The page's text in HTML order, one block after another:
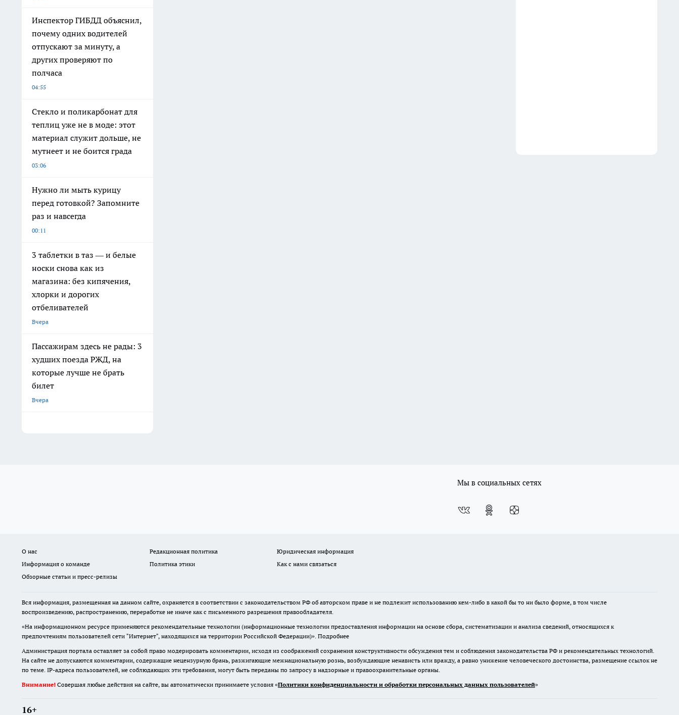
Инспектор ГИБДД объяснил,
почему одних водителей
отпускают за минуту, а
других проверяют по
полчаса
04:55
Стекло и поликарбонат для
теплиц уже не в моде: этот
материал служит дольше, не
мутнеет и не боится града
03:06
Нужно ли мыть курицу
перед готовкой? Запомните
раз и навсегда
00:11
3 таблетки в таз — и белые
носки снова как из
магазина: без кипячения,
хлорки и дорогих
отбеливателей
Вчера
Пассажирам здесь не рады: 3
худших поезда РЖД, на
которые лучше не брать
билет
Вчера
Мы в социальных сетях
О нас Редакционная политика
Юридическая информация
Информация о команде
Политика этики
Как с нами связаться
Обзорные статьи и пресс-релизы
Вся информация, размещенная на данном сайте, охраняется в соответствии с законодательством РФ об авторском праве и не подлежит использованию кем-либо в какой бы то ни было форме, в том числе
воспроизведению, распространению, переработке не иначе как с письменного разрешения правообладателя.
«На информационном ресурсе применяются рекомендательные технологии (информационные технологии предоставления информации на основе сбора, систематизации и анализа сведений, относящихся к
предпочтениям пользователей сети "Интернет", находящихся на территории Российской Федерации)». Подробнее
Администрация портала оставляет за собой право модерировать комментарии, исходя из соображений сохранения конструктивности обсуждения тем и соблюдения законодательства РФ и рекомендательных технологий.
На сайте не допускаются комментарии, содержащие нецензурную брань, разжигающие межнациональную рознь, возбуждающие ненависть или вражду, а равно унижение человеческого достоинства, размещение ссылок не
по теме. IP-адреса пользователей, не соблюдающих эти требования, могут быть переданы по запросу в надзорные и правоохранительные органы.
Внимание! Совершая любые действия на сайте, вы автоматически принимаете условия «Политики конфиденциальности и обработки персональных данных пользователей»
16+